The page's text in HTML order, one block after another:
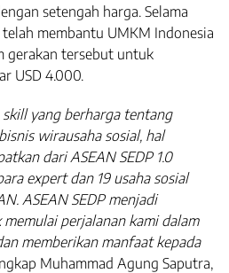
setengah harga. Selama
membantu UMKM Indonesia
gerakan tersebut untuk
USD 4.000.
yang berharga tentang
wirausaha sosial, hal
dari ASEAN SEDP 1.0
expert dan 19 usaha sosial
ASEAN SEDP menjadi
perjalanan kami dalam
memberikan manfaat kepada
Muhammad Agung Saputra,